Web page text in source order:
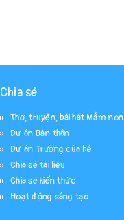
Chia sẻ
Thơ, truyện, bài hát Mầm non
Dự án Bản thân
Dự án Trường của bé
Chia sẻ tài liệu
Chia sẻ kiến thức
Hoạt động sáng tạo